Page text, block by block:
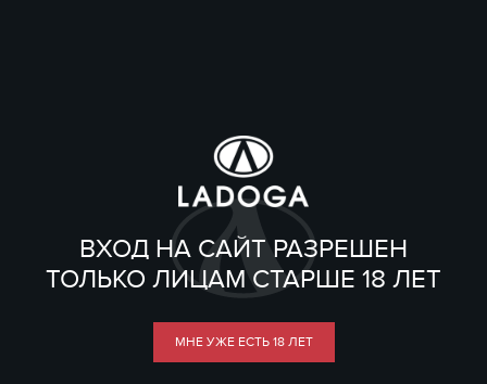
ВХОД НА САЙТ РАЗРЕШЕН
ТОЛЬКО ЛИЦАМ СТАРШЕ 18 ЛЕТ
МНЕ УЖЕ ЕСТЬ 18 ЛЕТ